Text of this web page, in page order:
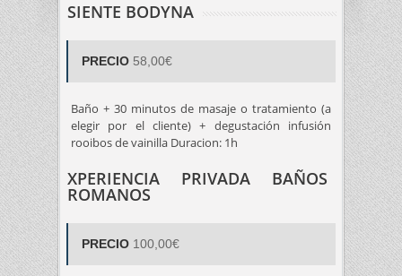
SIENTE BODYNA
PRECIO 58,00€
Baño + 30 minutos de masaje o tratamiento (a
elegir por el cliente) + degustación infusión
rooibos de vainilla Duracion: 1h
XPERIENCIA PRIVADA BAÑOS
ROMANOS
PRECIO 100,00€